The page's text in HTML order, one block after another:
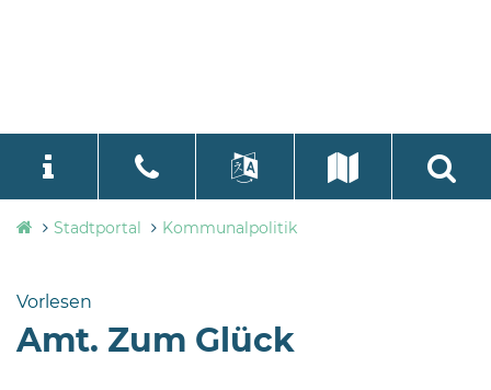
Stadtverwaltung
Bramstedt
19
language
Select Language
Stadtportal Kommunalpolitik
Vorlesen
Amt. Zum Glück